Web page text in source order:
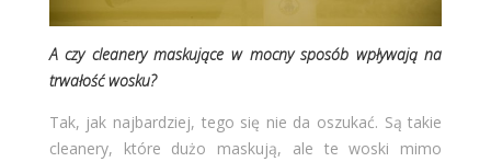
A czy cleanery maskujące w mocny sposób wpływają na
trwałość wosku?
Tak, jak najbardziej, tego się nie da oszukać. Są takie
cleanery, które dużo maskują, ale te woski mimo